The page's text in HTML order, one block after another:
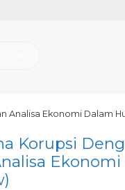
Ekonomi Dalam
Korupsi